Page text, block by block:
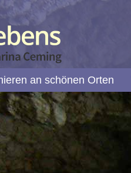
an schönen Orten